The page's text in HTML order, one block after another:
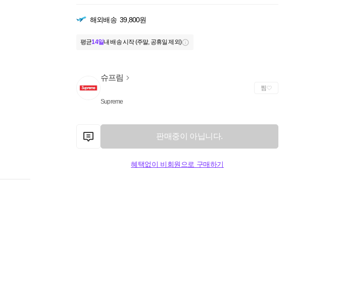
해외배송 39,800원
평균14일내 배송 시작 (주말, 공휴일 제외)
슈프림
Supreme
찜
판매중이 아닙니다.
혜택없이 비회원으로 구매하기